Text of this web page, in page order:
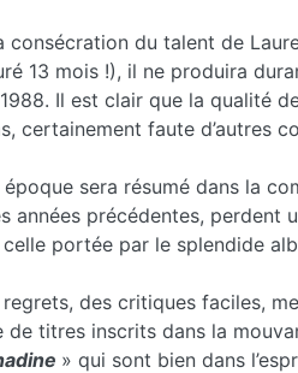
consécration du talent de
13 mois !), il ne produira
1988. Il est clair que la qualité
certainement faute d’autres
sera résumé dans la
années précédentes, perdent
portée par le splendide
des critiques faciles,
de titres inscrits dans la
» qui sont bien dans